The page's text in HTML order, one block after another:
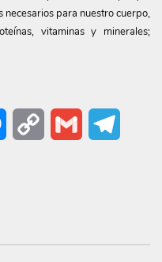
para nuestro cuerpo,
vitaminas y minerales;
Messenger
Copy
Gmail